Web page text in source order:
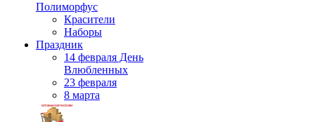
Полиморфус
Красители
Наборы
Праздник
14 февраля День
Влюбленных
23 февраля
8 марта